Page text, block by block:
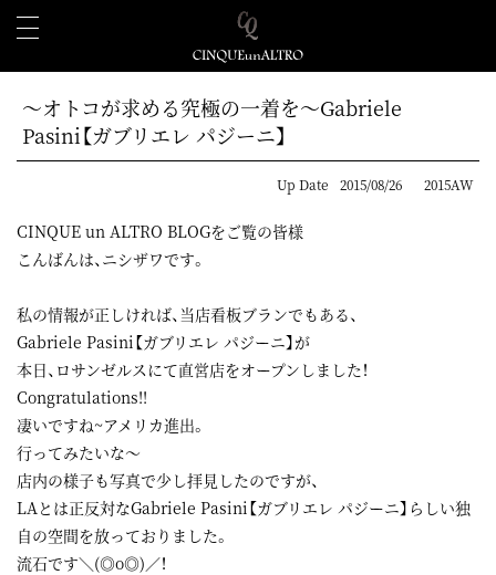
～オトコが求める究極の一着を～Gabriele
Pasini【ガブリエレ パジーニ】
Up Date 2015/08/26 2015AW
CINQUE un ALTRO BLOGをご覧の皆様
こんばんは、ニシザワです。
私の情報が正しければ、当店看板ブランでもある、
Gabriele Pasini【ガブリエレ パジーニ】が
本日、ロサンゼルスにて直営店をオープンしました！
Congratulations!!
凄いですね~アメリカ進出。
行ってみたいな～
店内の様子も写真で少し拝見したのですが、
LAとは正反対なGabriele Pasini【ガブリエレ パジーニ】らしい独
自の空間を放っておりました。
流石です＼(◎o◎)／！